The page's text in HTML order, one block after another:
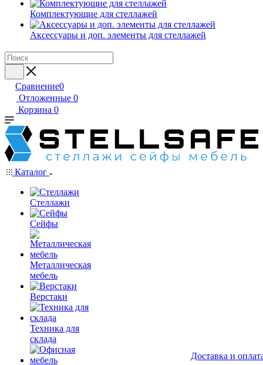
Комплектующие для стеллажей
Аксессуары и доп. элементы для стеллажей
Сравнение0
Отложенные 0
Корзина 0
Каталог
Стеллажи
Сейфы
Металлическая
мебель
Верстаки
Техника для
склада
Доставка и